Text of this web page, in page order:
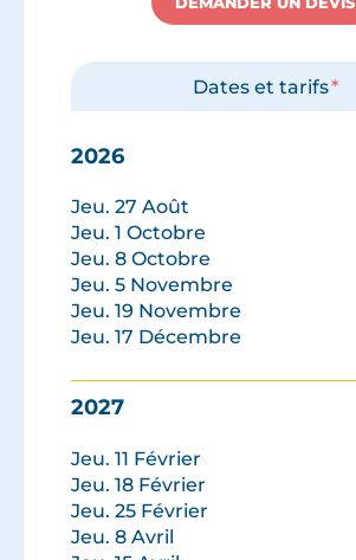
Dates et tarifs*
2026
Jeu. 27 Août
Jeu. 1 Octobre
Jeu. 8 Octobre
Jeu. 5 Novembre
Jeu. 19 Novembre
Jeu. 17 Décembre
2027
Jeu. 11 Février
Jeu. 18 Février
Jeu. 25 Février
Jeu. 8 Avril